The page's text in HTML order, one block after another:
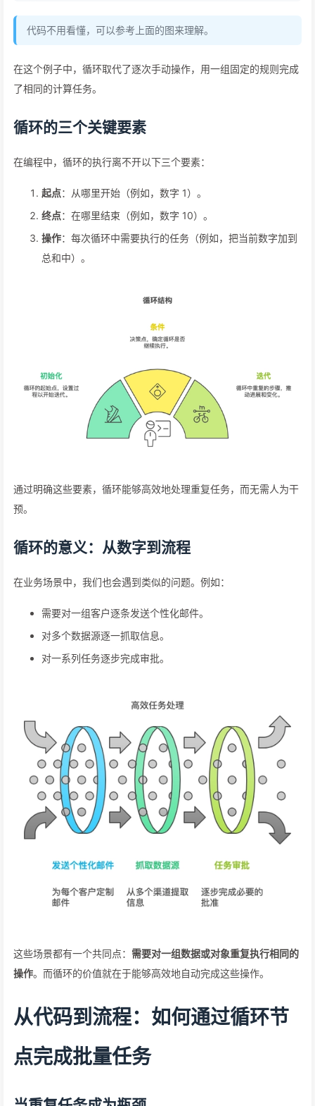
代码不用看懂，可以参考上面的图来理解。
在这个例子中，循环取代了逐次手动操作，用一组固定的规则完成
了相同的计算任务。
循环的三个关键要素
在编程中，循环的执行离不开以下三个要素：
起点：从哪里开始（例如，数字 1）。
终点：在哪里结束（例如，数字 10）。
操作：每次循环中需要执行的任务（例如，把当前数字加到
总和中）。
通过明确这些要素，循环能够高效地处理重复任务，而无需人为干
预。
循环的意义：从数字到流程
在业务场景中，我们也会遇到类似的问题。例如：
需要对一组客户逐条发送个性化邮件。
对多个数据源逐一抓取信息。
对一系列任务逐步完成审批。
这些场景都有一个共同点： 需要对一组数据或对象重复执行相同的
操作。而循环的价值就在于能够高效地自动完成这些操作。
从代码到流程：如何通过循环节
点完成批量任务